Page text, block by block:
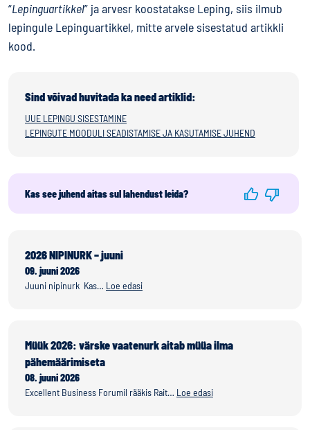
“Lepinguartikkel” ja arvesr koostatakse Leping, siis ilmub
lepingule Lepinguartikkel, mitte arvele sisestatud artikkli
kood.
Sind võivad huvitada ka need artiklid:
UUE LEPINGU SISESTAMINE
LEPINGUTE MOODULI SEADISTAMISE JA KASUTAMISE JUHEND
Kas see juhend aitas sul lahendust leida?
2026 NIPINURK – juuni
09. juuni 2026
Juuni nipinurk Kas… Loe edasi
Müük 2026: värske vaatenurk aitab müüa ilma
pähemäärimiseta
08. juuni 2026
Excellent Business Forumil rääkis Rait… Loe edasi